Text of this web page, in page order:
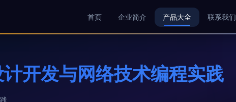
首页 企业简介 产品大全 联系我们
开发与网络技术编程实践